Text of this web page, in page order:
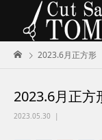
2023.6月正方形
2023.6月正方
2023.05.30